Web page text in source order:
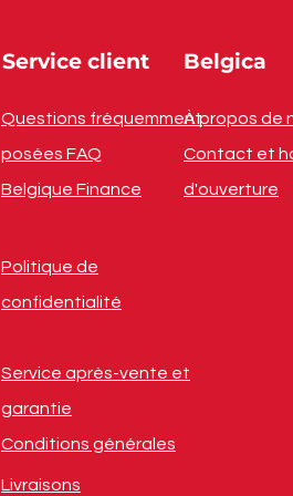
Service client
Questions fréquemment
posées FAQ
Belgique Finance
Politique de
confidentialité
Service après-vente et
garantie
Conditions générales
Livraisons
Belgica
À propos de
Contact et
d'ouverture